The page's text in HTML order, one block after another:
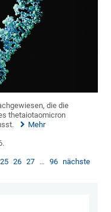
die die
thetaiotaomicron
Mehr
25 26 27 … 96 nächste